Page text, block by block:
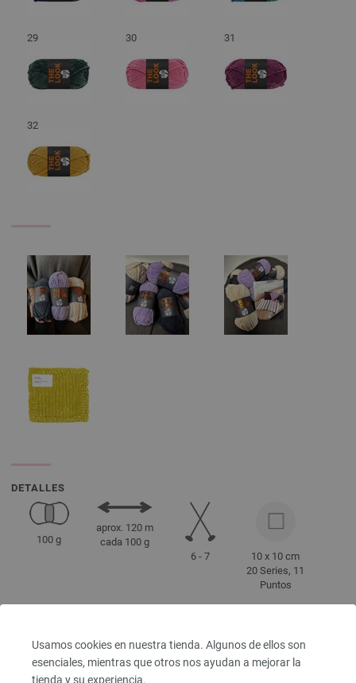
Usamos cookies en nuestra tienda. Algunos de ellos son
esenciales, mientras que otros nos ayudan a mejorar la
tienda y su experiencia.
29 30 31
32
DETALLES
100 g
aprox. 120 m
cada 100 g
6 - 7
10 x 10 cm
20 Series, 11
Puntos
Tamaño 38 -
40